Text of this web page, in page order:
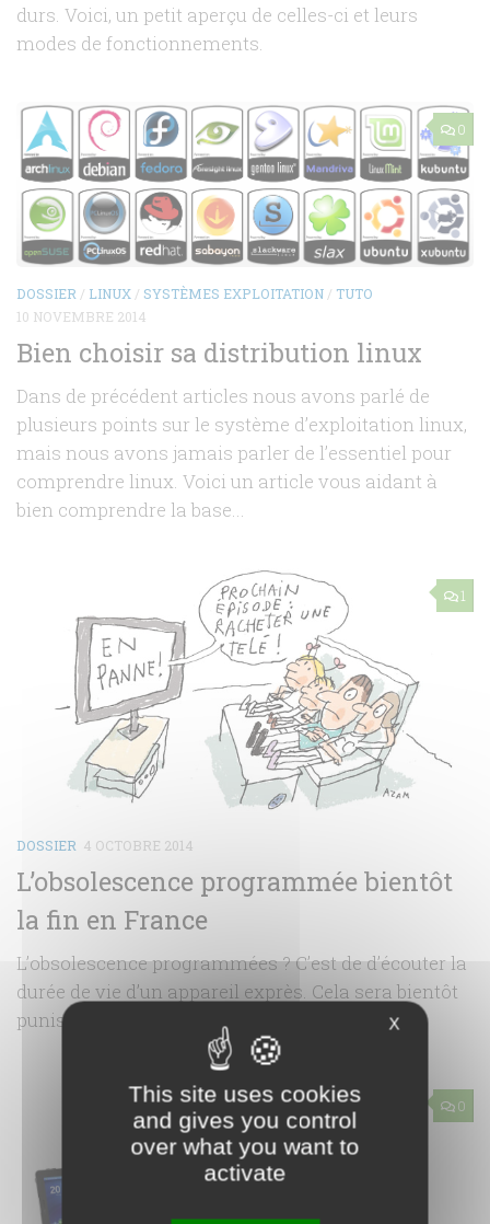
durs. Voici, un petit aperçu de celles-ci et leurs
modes de fonctionnements.
0
DOSSIER / LINUX / SYSTÈMES EXPLOITATION / TUTO
10 NOVEMBRE 2014
Bien choisir sa distribution linux
Dans de précédent articles nous avons parlé de
plusieurs points sur le système d’exploitation linux,
mais nous avons jamais parler de l’essentiel pour
comprendre linux. Voici un article vous aidant à
bien comprendre la base...
1
DOSSIER 4 OCTOBRE 2014
L’obsolescence programmée bientôt
la fin en France
L’obsolescence programmées ? C’est de d’écouter la
durée de vie d’un appareil exprès. Cela sera bientôt
punis par la loi. Ca change quoi ?
0
X
This site uses cookies
and gives you control
over what you want to
activate